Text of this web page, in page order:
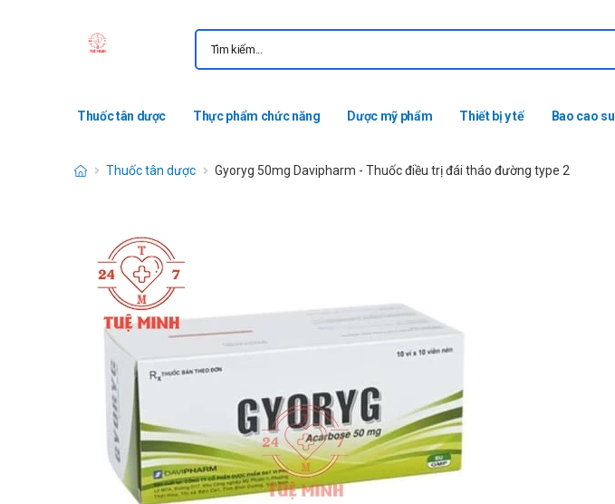
Thuốc tân dược Thực phẩm chức năng Dược mỹ phẩm Thiết bị y tế Bao cao su
Thuốc tân dược Gyoryg 50mg Davipharm - Thuốc điều trị đái tháo đường type 2